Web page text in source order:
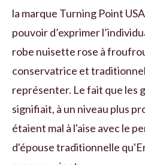
la marque Turning Point
pouvoir d’exprimer
robe nuisette rose à
conservatrice et
représenter. Le fait que les
signifiait, à un niveau plus
étaient mal à l'aise avec le
d'épouse traditionnelle